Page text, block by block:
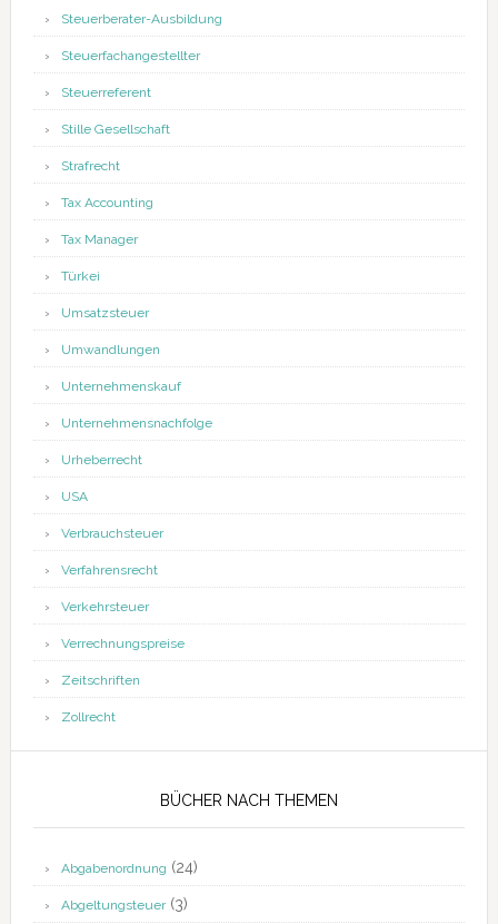
Steuerberater-Ausbildung
Steuerfachangestellter
Steuerreferent
Stille Gesellschaft
Strafrecht
Tax Accounting
Tax Manager
Türkei
Umsatzsteuer
Umwandlungen
Unternehmenskauf
Unternehmensnachfolge
Urheberrecht
USA
Verbrauchsteuer
Verfahrensrecht
Verkehrsteuer
Verrechnungspreise
Zeitschriften
Zollrecht
BÜCHER NACH THEMEN
Abgabenordnung (24)
Abgeltungsteuer(3)